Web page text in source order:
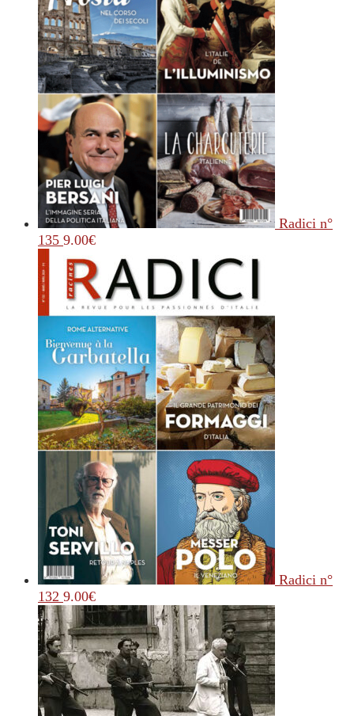
Radici n°
135 9.00€
Radici n°
132 9.00€